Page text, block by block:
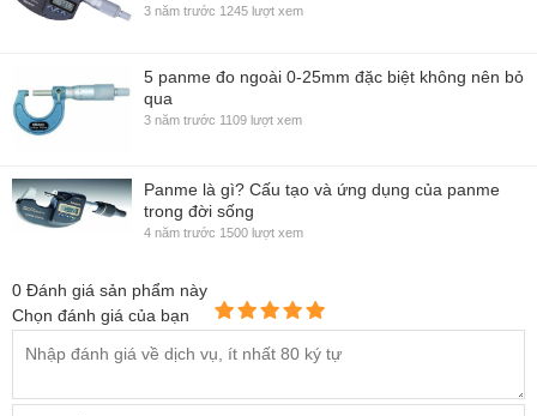
3 năm trước 1245 lượt xem
5 panme đo ngoài 0-25mm đặc biệt không nên bỏ
qua
3 năm trước 1109 lượt xem
Panme là gì? Cấu tạo và ứng dụng của panme
trong đời sống
4 năm trước 1500 lượt xem
0 Đánh giá sản phẩm này
Chọn đánh giá của bạn